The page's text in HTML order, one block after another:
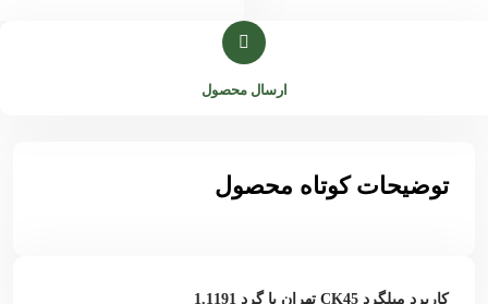
ارسال محصول
توضیحات کوتاه محصول
کاربرد میلگرد CK45 تهران یا گرد 1.1191